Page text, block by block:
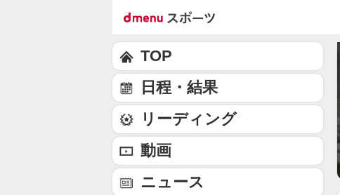
TOP
日程・結果
リーディング
動画
ニュース